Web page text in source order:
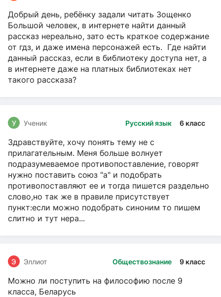
Добрый день, ребёнку задали читать Зощенко
Большой человек, в интернете найти данный
рассказ нереально, зато есть краткое содержание
от гдз, и даже имена персонажей есть. Где найти
данный рассказ, если в библиотеку доступа нет, а
в интернете даже на платных библиотеках нет
такого рассказа?
Русский язык 6 класс
У Ученик
Здравствуйте, хочу понять тему не с
прилагательным. Меня больше волнует
подразумеваемое противопоставление, говорят
нужно поставить союз "а" и подобрать
противопоставляют ее и тогда пишется раздельно
слово,но так же в правиле присутствует
пункт:если можно подобрать синоним то пишем
слитно и тут нера...
Обществознание 9 класс
Э Эллиот
Можно ли поступить на философию после 9
класса, Беларусь